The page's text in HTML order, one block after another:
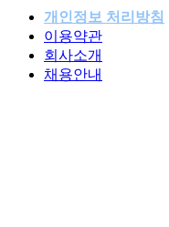
개인정보 처리방침
이용약관
회사소개
채용안내